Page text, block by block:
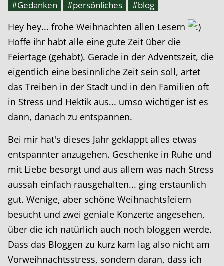
#Gedanken
#persönliches
#blog
Hey hey... frohe Weihnachten allen Lesern
Hoffe ihr habt alle eine gute Zeit über die
Feiertage (gehabt). Gerade in der Adventszeit, die
eigentlich eine besinnliche Zeit sein soll, artet
das Treiben in der Stadt und in den Familien oft
in Stress und Hektik aus... umso wichtiger ist es
dann, danach zu entspannen.
Bei mir hat's dieses Jahr geklappt alles etwas
entspannter anzugehen. Geschenke in Ruhe und
mit Liebe besorgt und aus allem was nach Stress
aussah einfach rausgehalten... ging erstaunlich
gut. Wenige, aber schöne Weihnachtsfeiern
besucht und zwei geniale Konzerte angesehen,
über die ich natürlich auch noch bloggen werde.
Dass das Bloggen zu kurz kam lag also nicht am
Vorweihnachtsstress, sondern daran, dass ich